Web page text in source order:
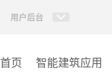
用户后台
首页 智能建筑应用